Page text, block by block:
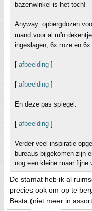
bazenwinkel is het toch!
Anyway: opbergdozen
mand voor al m'n
ingeslagen, 6x roze en 6x
[ afbeelding ]
[ afbeelding ]
En deze pas spiegel:
[ afbeelding ]
Verder veel inspiratie
bureaus bijgekomen zijn
nog een kleine maar fijne
De stamat heb ik al
precies ook om op te
Besta (niet meer in